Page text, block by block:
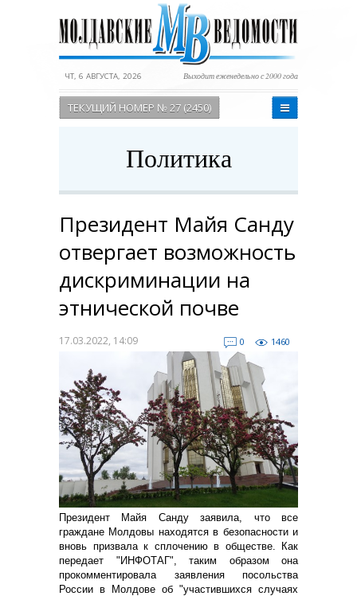
ЧТ, 6 АВГУСТА, 2026 Выходит еженедельно с 2000 года
ТЕКУЩИЙ НОМЕР № 27 (2450)
Политика
Президент Майя Санду
отвергает возможность
дискриминации на
этнической почве
17.03.2022, 14:09 0 1460
Президент Майя Санду заявила, что все
граждане Молдовы находятся в безопасности и
вновь призвала к сплочению в обществе. Как
передает "ИНФОТАГ", таким образом она
прокомментировала заявления посольства
России в Молдове об "участившихся случаях